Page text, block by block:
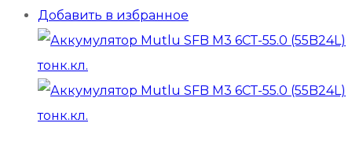
Добавить в избранное